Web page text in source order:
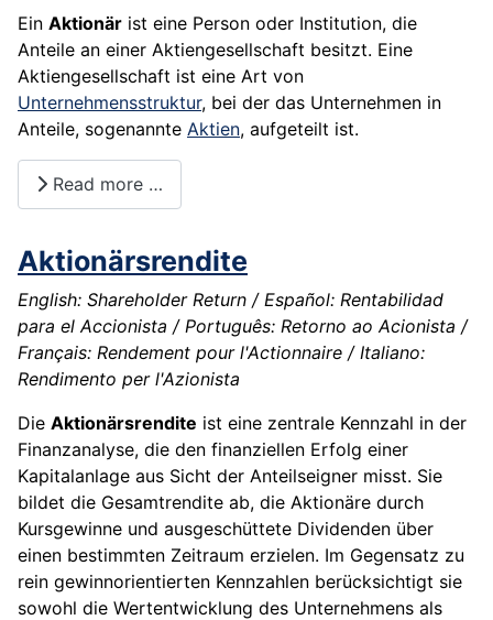
Ein Aktionär ist eine Person oder Institution, die
Anteile an einer Aktiengesellschaft besitzt. Eine
Aktiengesellschaft ist eine Art von
Unternehmensstruktur, bei der das Unternehmen in
Anteile, sogenannte Aktien, aufgeteilt ist.
Read more …
Aktionärsrendite
English: Shareholder Return / Español: Rentabilidad
para el Accionista / Português: Retorno ao Acionista /
Français: Rendement pour l'Actionnaire / Italiano:
Rendimento per l'Azionista
Die Aktionärsrendite ist eine zentrale Kennzahl in der
Finanzanalyse, die den finanziellen Erfolg einer
Kapitalanlage aus Sicht der Anteilseigner misst. Sie
bildet die Gesamtrendite ab, die Aktionäre durch
Kursgewinne und ausgeschüttete Dividenden über
einen bestimmten Zeitraum erzielen. Im Gegensatz zu
rein gewinnorientierten Kennzahlen berücksichtigt sie
sowohl die Wertentwicklung des Unternehmens als